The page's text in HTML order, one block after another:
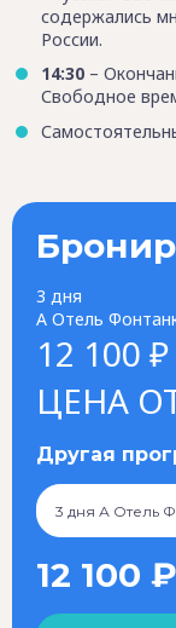
содержались
России.
14:30 –
Свободное
3 дня
А Отель
12 100 ₽
ЦЕНА
Другая
12 100 ₽